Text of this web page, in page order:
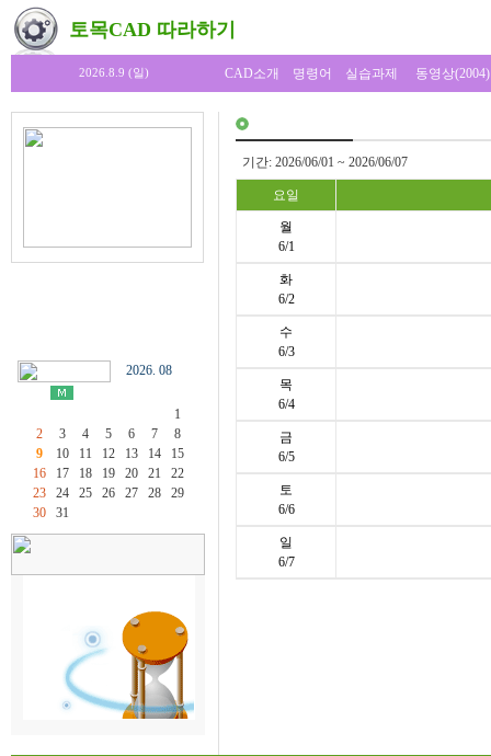
토목CAD 따라하기
2026.8.9 (일) CAD소개 명령어 실습과제 동영상(2004)
2026. 08
1
2
3 4 5 6 7
8
9
10 11 12 13 14
15
16
17 18 19 20 21
22
23
24 25 26 27 28
29
30
31
기간: 2026/06/01 ~ 2026/06/07
요일
월
6/1
화
6/2
수
6/3
목
6/4
금
6/5
토
6/6
일
6/7